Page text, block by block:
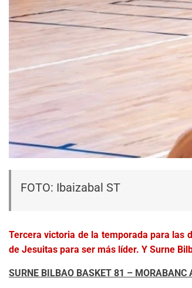
FOTO: Ibaizabal ST
Tercera victoria de la temporada para las
de Jesuitas para ser más líder. Y Surne
SURNE BILBAO BASKET 81 – MORABANC